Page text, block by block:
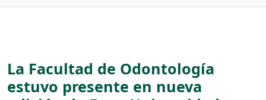
La Facultad de Odontología
estuvo presente en nueva